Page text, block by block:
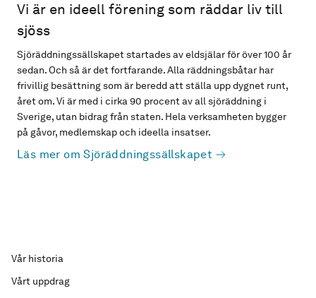
Vi är en ideell förening som räddar liv till
sjöss
Sjöräddningssällskapet startades av eldsjälar för över 100 år
sedan. Och så är det fortfarande. Alla räddningsbåtar har
frivillig besättning som är beredd att ställa upp dygnet runt,
året om. Vi är med i cirka 90 procent av all sjöräddning i
Sverige, utan bidrag från staten. Hela verksamheten bygger
på gåvor, medlemskap och ideella insatser.
Läs mer om Sjöräddningssällskapet
Vår historia
Vårt uppdrag